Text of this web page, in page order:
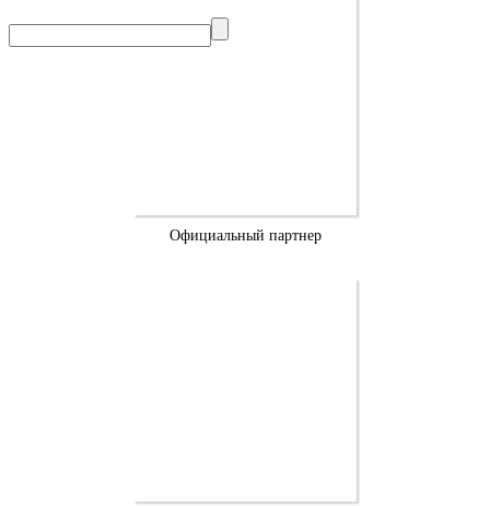
Официальный партнер